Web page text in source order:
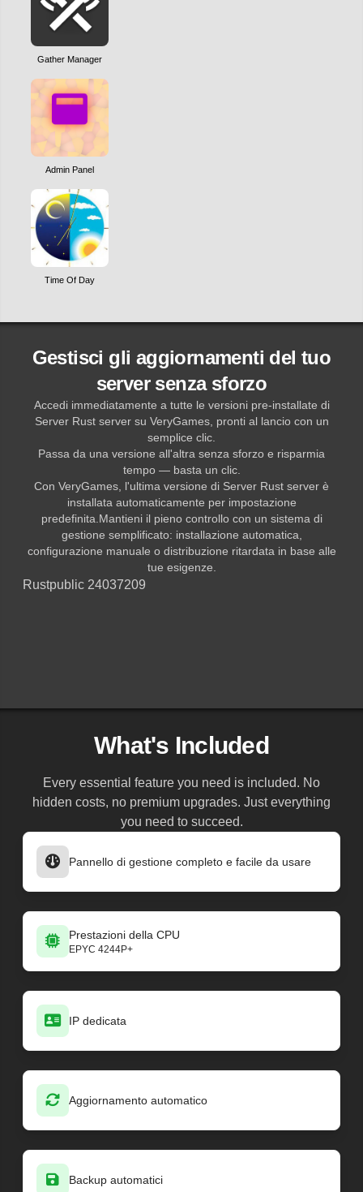
Gather Manager
Admin Panel
Time Of Day
Gestisci gli aggiornamenti del tuo
server senza sforzo
Accedi immediatamente a tutte le versioni pre-installate di
Server Rust server su VeryGames, pronti al lancio con un
semplice clic.
Passa da una versione all'altra senza sforzo e risparmia
tempo — basta un clic.
Con VeryGames, l'ultima versione di Server Rust server è
installata automaticamente per impostazione
predefinita.Mantieni il pieno controllo con un sistema di
gestione semplificato: installazione automatica,
configurazione manuale o distribuzione ritardata in base alle
tue esigenze.
Rustpublic 24037209
What's Included
Every essential feature you need is included. No
hidden costs, no premium upgrades. Just everything
you need to succeed.
Pannello di gestione completo e facile da usare
Prestazioni della CPU
EPYC 4244P+
IP dedicata
Aggiornamento automatico
Backup automatici